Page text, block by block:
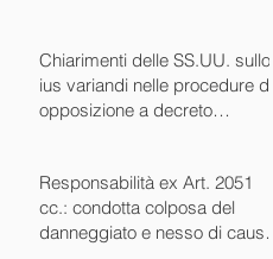
Chiarimenti delle SS.UU. sullo
ius variandi nelle procedure di
opposizione a decreto
Responsabilità ex Art. 2051
cc.: condotta colposa del
danneggiato e nesso di causa